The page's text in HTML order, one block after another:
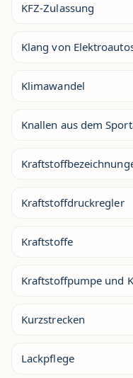
KFZ-Zulassung
Klang von
Klimawandel
Knallen aus dem
Kraftstoffdruckregler
Kraftstoffe
Kraftstoffpumpe und
Kurzstrecken
Lackpflege